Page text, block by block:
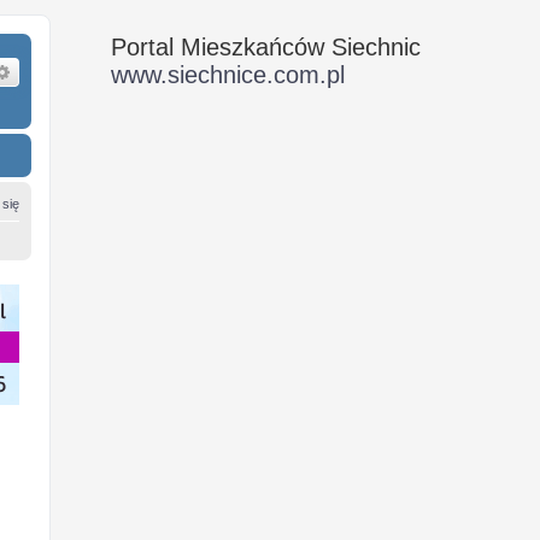
Wyszukiwanie zaawansowane
się
Portal Mieszkańców Siechnic
www.siechnice.com.pl